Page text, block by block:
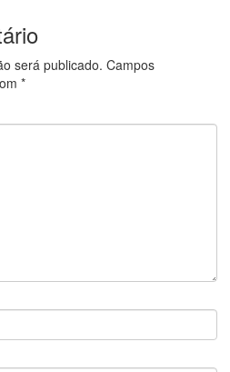
será publicado. Campos
*